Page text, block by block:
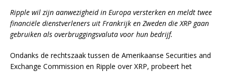
Ripple wil zijn aanwezigheid in Europa versterken en meldt twee
financiële dienstverleners uit Frankrijk en Zweden die XRP gaan
gebruiken als overbruggingsvaluta voor hun bedrijf.
Ondanks de rechtszaak tussen de Amerikaanse Securities and
Exchange Commission en Ripple over XRP, probeert het